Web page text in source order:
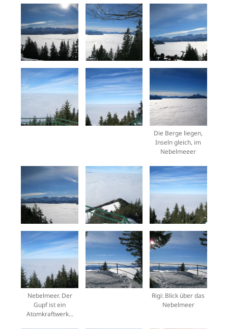
Die Berge liegen,
Inseln gleich, im
Nebelmeeer
Nebelmeer. Der
Gupf ist ein
Atomkraftwerk…
Rigi: Blick über das
Nebelmeer